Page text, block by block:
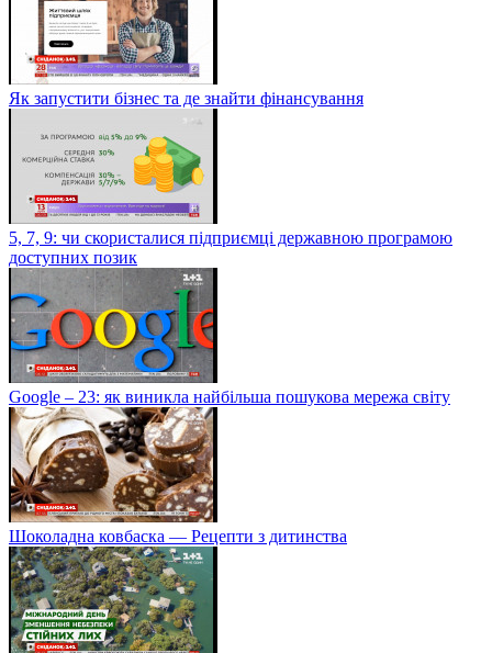
Як запустити бізнес та де знайти фінансування
5, 7, 9: чи скористалися підприємці державною програмою
доступних позик
Google – 23: як виникла найбільша пошукова мережа світу
Шоколадна ковбаска — Рецепти з дитинства